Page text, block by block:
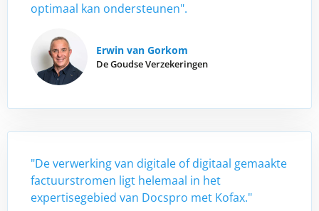
optimaal kan ondersteunen".
Erwin van Gorkom
De Goudse Verzekeringen
"De verwerking van digitale of digitaal gemaakte
factuurstromen ligt helemaal in het
expertisegebied van Docspro met Kofax."